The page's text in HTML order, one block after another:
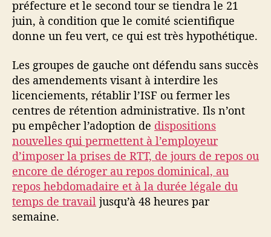
c
h
n
p
o
l
i
c
e
e
t
s
o
l
préfecture et le second tour se tiendra le 21
juin, à condition que le comité scientifique
donne un feu vert, ce qui est très hypothétique.
Les groupes de gauche ont défendu sans succès
des amendements visant à interdire les
licenciements, rétablir l’ISF ou fermer les
centres de rétention administrative. Ils n’ont
pu empêcher l’adoption de dispositions
nouvelles qui permettent à l’employeur
d’imposer la prises de RTT, de jours de repos ou
encore de déroger au repos dominical, au
repos hebdomadaire et à la durée légale du
temps de travail jusqu’à 48 heures par
semaine.